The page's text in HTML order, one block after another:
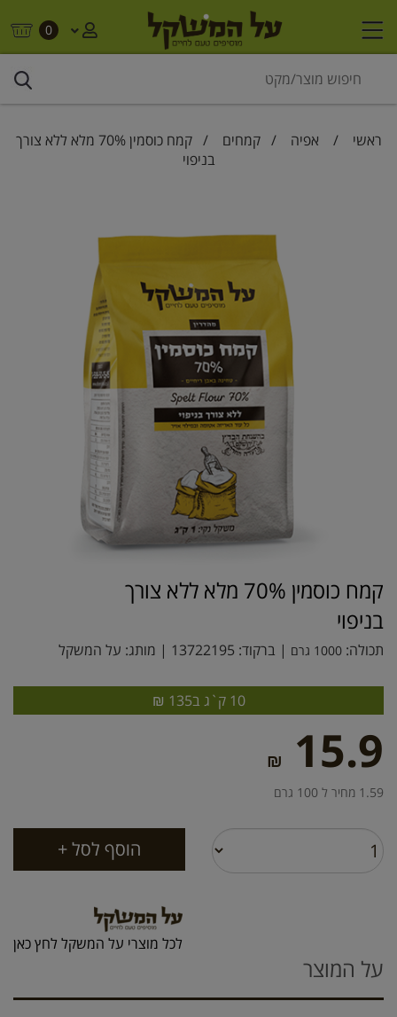
0
ראשי / אפיה /קמחים
/ קמח כוסמין 70% מלא ללא צורך
בניפוי
קמח כוסמין 70% מלא ללא צורך
בניפוי
תכולה: 1000 גרם | ברקוד: 13722195 | מותג: על המשקל
10 ק`ג ב135 ₪
15.9
₪
1.59 מחיר ל 100 גרם
לכל מוצרי על המשקל לחץ כאן
על המוצר